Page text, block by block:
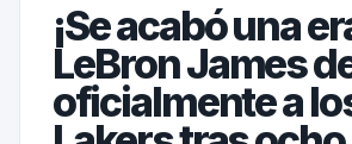
¡Se acabó una
LeBron James
oficialmente a